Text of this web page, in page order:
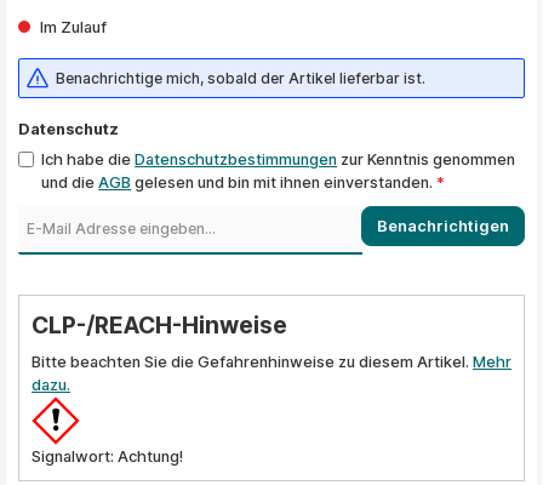
Im Zulauf
Benachrichtige mich, sobald der Artikel lieferbar ist.
Datenschutz
Ich habe dieDatenschutzbestimmungen zur Kenntnis genommen
und dieAGB gelesen und bin mit ihnen einverstanden.*
Benachrichtigen
CLP-/REACH-Hinweise
Bitte beachten Sie die Gefahrenhinweise zu diesem Artikel. Mehr
dazu.
Signalwort: Achtung!